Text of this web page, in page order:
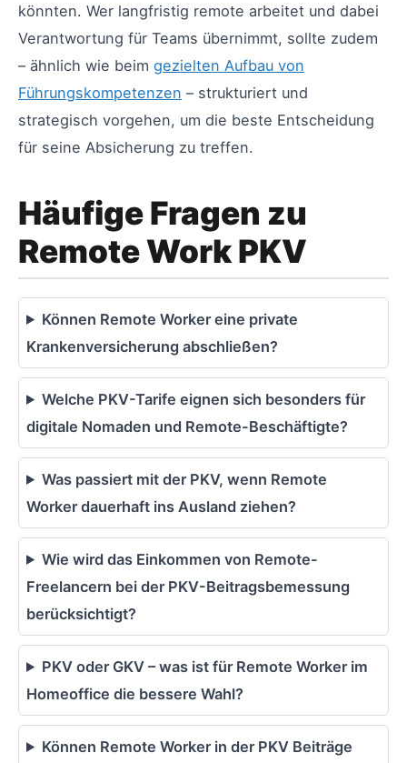
könnten. Wer langfristig remote arbeitet und dabei
Verantwortung für Teams übernimmt, sollte zudem
– ähnlich wie beim gezielten Aufbau von
Führungskompetenzen – strukturiert und
strategisch vorgehen, um die beste Entscheidung
für seine Absicherung zu treffen.
Häufige Fragen zu
Remote Work PKV
Können Remote Worker eine private
Krankenversicherung abschließen?
Welche PKV-Tarife eignen sich besonders für
digitale Nomaden und Remote-Beschäftigte?
Was passiert mit der PKV, wenn Remote
Worker dauerhaft ins Ausland ziehen?
Wie wird das Einkommen von Remote-
Freelancern bei der PKV-Beitragsbemessung
berücksichtigt?
PKV oder GKV – was ist für Remote Worker im
Homeoffice die bessere Wahl?
Können Remote Worker in der PKV Beiträge